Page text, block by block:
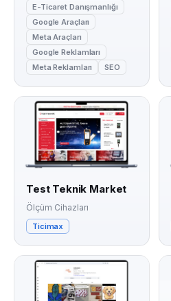
E-Ticaret Danışmanlığı
Google Araçları
Meta Araçları
Google Reklamları
Meta Reklamları
SEO
Test Teknik Market
Ölçüm Cihazları
Ticimax